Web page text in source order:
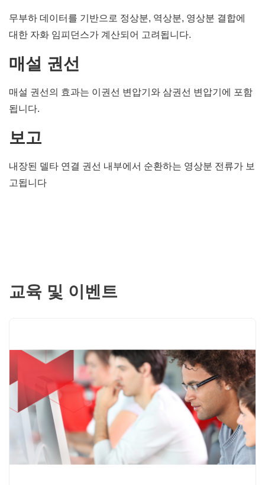
무부하 데이터를 기반으로 정상분, 역상분, 영상분 결합에
대한 자화 임피던스가 계산되어 고려됩니다.
매설 권선
매설 권선의 효과는 이권선 변압기와 삼권선 변압기에 포함
됩니다.
보고
내장된 델타 연결 권선 내부에서 순환하는 영상분 전류가 보
고됩니다
교육 및 이벤트